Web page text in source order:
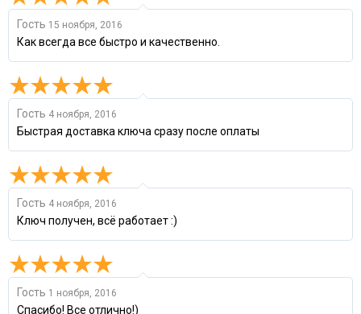
Гость 15 ноября, 2016
Как всегда все быстро и качественно.
Гость 4 ноября, 2016
Быстрая доставка ключа сразу после оплаты
Гость 4 ноября, 2016
Ключ получен, всё работает :)
Гость 1 ноября, 2016
Спасибо! Все отлично!)